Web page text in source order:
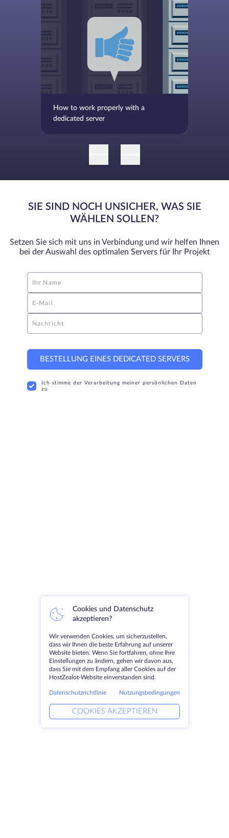
How to work properly with a
dedicated server
SIE SIND NOCH UNSICHER, WAS SIE
WÄHLEN SOLLEN?
Setzen Sie sich mit uns in Verbindung und wir helfen Ihnen
bei der Auswahl des optimalen Servers für Ihr Projekt
Ihr Name
E-Mail
Nachricht
BESTELLUNG EINES DEDICATED SERVERS
Ich stimme der Verarbeitung meiner persönlichen Daten
zu
Cookies und Datenschutz
akzeptieren?
Wir verwenden Cookies, um sicherzustellen,
dass wir Ihnen die beste Erfahrung auf unserer
Website bieten. Wenn Sie fortfahren, ohne Ihre
Einstellungen zu ändern, gehen wir davon aus,
dass Sie mit dem Empfang aller Cookies auf der
HostZealot-Website einverstanden sind.
Datenschutzrichtlinie Nutzungsbedingungen
COOKIES AKZEPTIEREN